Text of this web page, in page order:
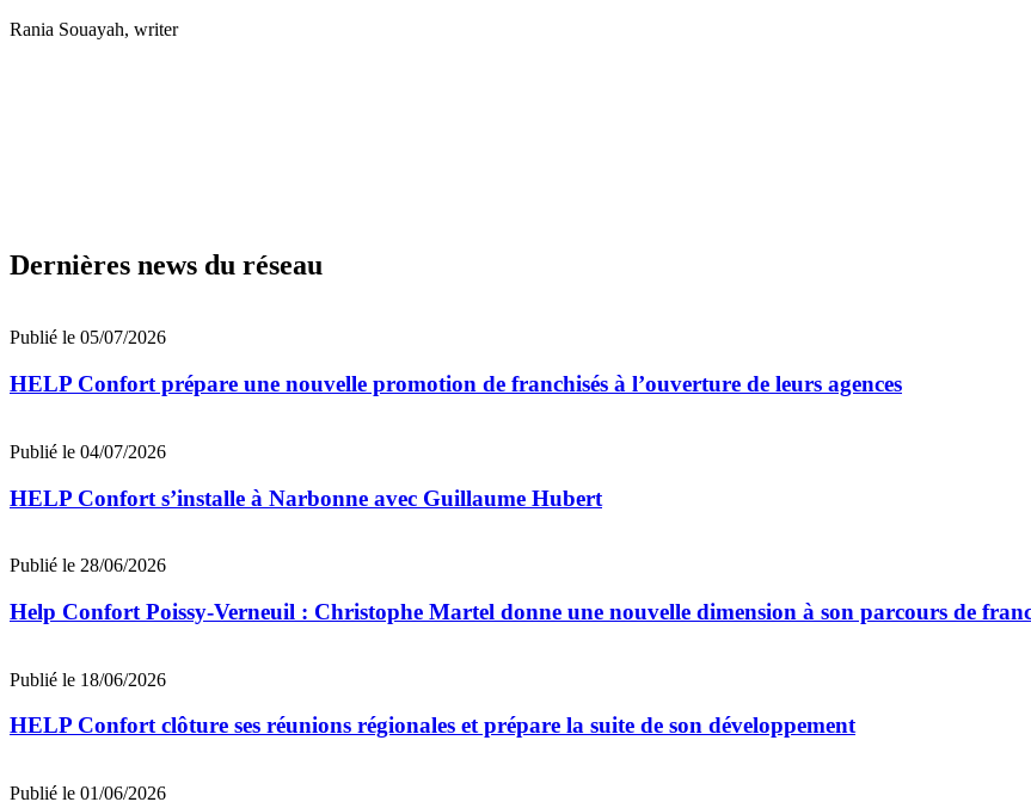
Rania Souayah, writer
Dernières news du réseau
Publié le 05/07/2026
HELP Confort prépare une nouvelle promotion de franchisés à l’ouverture de leurs agences
Publié le 04/07/2026
HELP Confort s’installe à Narbonne avec Guillaume Hubert
Publié le 28/06/2026
Help Confort Poissy-Verneuil : Christophe Martel donne une nouvelle dimension à son parcours de
Publié le 18/06/2026
HELP Confort clôture ses réunions régionales et prépare la suite de son développement
Publié le 01/06/2026